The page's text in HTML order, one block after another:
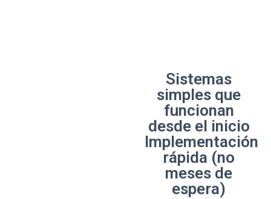
Sistemas
simples que
funcionan
desde el inicio
Implementación
rápida (no
meses de
espera)